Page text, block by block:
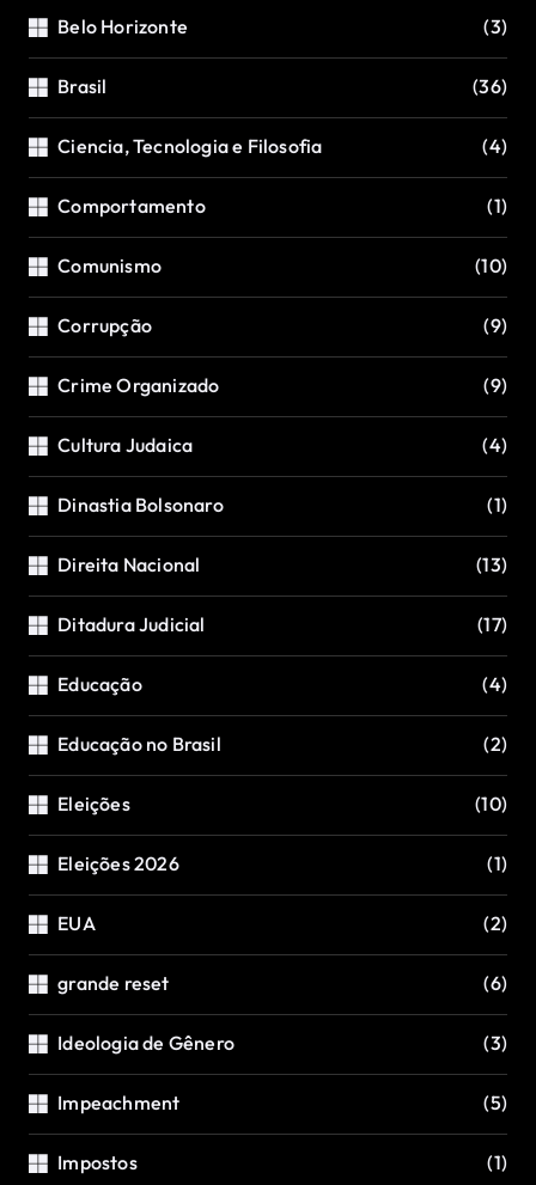
Belo Horizonte (3)
Brasil (36)
Ciencia, Tecnologia e Filosofia (4)
Comportamento (1)
Comunismo (10)
Corrupção (9)
Crime Organizado (9)
Cultura Judaica (4)
Dinastia Bolsonaro (1)
Direita Nacional (13)
Ditadura Judicial (17)
Educação (4)
Educação no Brasil (2)
Eleições (10)
Eleições 2026 (1)
EUA (2)
grande reset (6)
Ideologia de Gênero (3)
Impeachment (5)
Impostos (1)